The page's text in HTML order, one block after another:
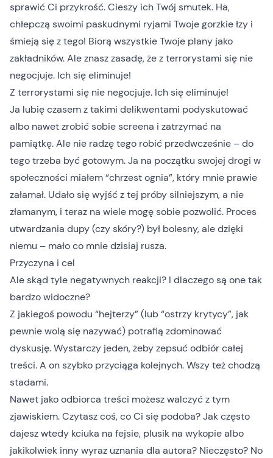
sprawić Ci przykrość. Cieszy ich Twój smutek. Ha,
chłepczą swoimi paskudnymi ryjami Twoje gorzkie łzy i
śmieją się z tego! Biorą wszystkie Twoje plany jako
zakładników. Ale znasz zasadę, że z terrorystami się nie
negocjuje. Ich się eliminuje!
Z terrorystami się nie negocjuje. Ich się eliminuje!
Ja lubię czasem z takimi delikwentami podyskutować
albo nawet zrobić sobie screena i zatrzymać na
pamiątkę. Ale nie radzę tego robić przedwcześnie – do
tego trzeba być gotowym. Ja na początku swojej drogi w
społeczności miałem “chrzest ognia”, który mnie prawie
załamał. Udało się wyjść z tej próby silniejszym, a nie
złamanym, i teraz na wiele mogę sobie pozwolić. Proces
utwardzania dupy (czy skóry?) był bolesny, ale dzięki
niemu – mało co mnie dzisiaj rusza.
Przyczyna i cel
Ale skąd tyle negatywnych reakcji? I dlaczego są one tak
bardzo widoczne?
Z jakiegoś powodu “hejterzy” (lub “ostrzy krytycy”, jak
pewnie wolą się nazywać) potrafią zdominować
dyskusję. Wystarczy jeden, żeby zepsuć odbiór całej
treści. A on szybko przyciąga kolejnych. Wszy też chodzą
stadami.
Nawet jako odbiorca treści możesz walczyć z tym
zjawiskiem. Czytasz coś, co Ci się podoba? Jak często
dajesz wtedy kciuka na fejsie, plusik na wykopie albo
jakikolwiek inny wyraz uznania dla autora? Nieczęsto? No